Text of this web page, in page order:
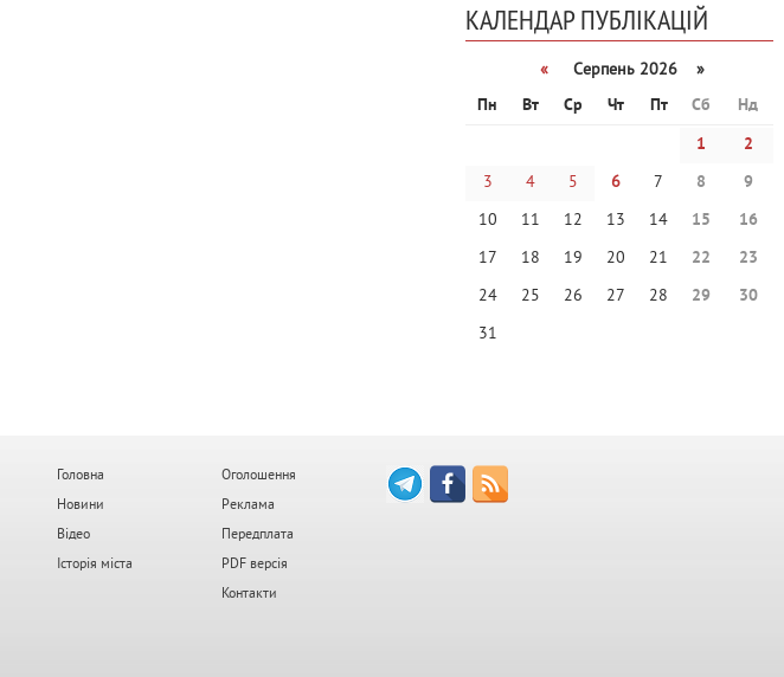
КАЛЕНДАР ПУБЛІКАЦІЙ
«
Серпень 2026 »
Пн
Вт Ср Чт Пт Сб
Нд
1
2
3
4 5 6 7 8
9
10
11 12 13 14 15
16
17
18 19 20 21 22
23
24
25 26 27 28 29
30
31
Головна
Новини
Відео
Історія міста
Оголошення
Реклама
Передплата
PDF версія
Контакти